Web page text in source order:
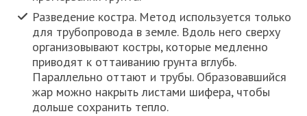
Разведение костра. Метод используется только
для трубопровода в земле. Вдоль него сверху
организовывают костры, которые медленно
приводят к оттаиванию грунта вглубь.
Параллельно оттают и трубы. Образовавшийся
жар можно накрыть листами шифера, чтобы
дольше сохранить тепло.